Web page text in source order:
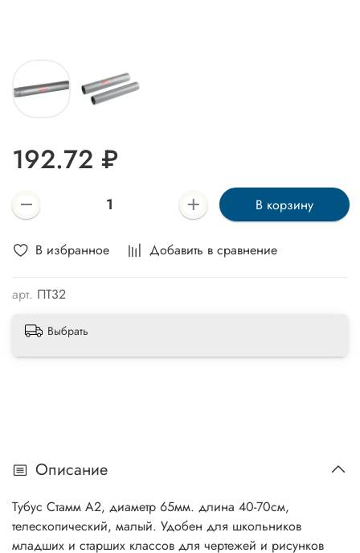
В избранное Добавить в сравнение
арт. ПТ32
192.72 ₽
В корзину
Выбрать
Описание
Тубус Стамм А2, диаметр 65мм. длина 40-70см,
телескопический, малый. Удобен для школьников
младших и старших классов для чертежей и рисунков